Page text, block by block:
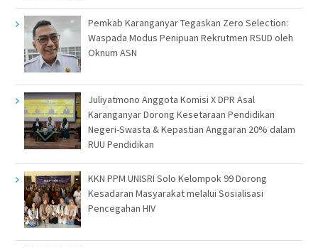
Pemkab Karanganyar Tegaskan Zero Selection:
Waspada Modus Penipuan Rekrutmen RSUD oleh
Oknum ASN
Juliyatmono Anggota Komisi X DPR Asal
Karanganyar Dorong Kesetaraan Pendidikan
Negeri-Swasta & Kepastian Anggaran 20% dalam
RUU Pendidikan
KKN PPM UNISRI Solo Kelompok 99 Dorong
Kesadaran Masyarakat melalui Sosialisasi
Pencegahan HIV